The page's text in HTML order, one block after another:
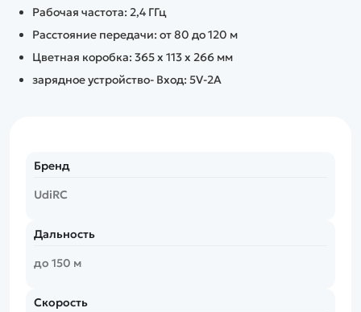
Рабочая частота: 2,4 ГГц
Расстояние передачи: от 80 до 120 м
Цветная коробка: 365 х 113 х 266 мм
зарядное устройство- Вход: 5V-2A
Бренд
UdiRC
Дальность
до 150 м
Скорость